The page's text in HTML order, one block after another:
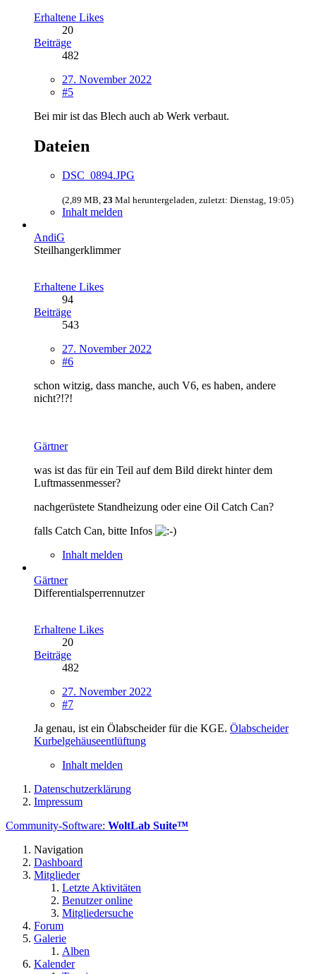
Erhaltene Likes
20
Beiträge
482
27. November 2022
#5
Bei mir ist das Blech auch ab Werk verbaut.
Dateien
DSC_0894.JPG
(2,89 MB, 23 Mal heruntergeladen, zuletzt: Dienstag, 19:05)
Inhalt melden
AndiG
Steilhangerklimmer
Erhaltene Likes
94
Beiträge
543
27. November 2022
#6
schon witzig, dass manche, auch V6, es haben, andere
nicht?!?!
Gärtner
was ist das für ein Teil auf dem Bild direkt hinter dem
Luftmassenmesser?
nachgerüstete Standheizung oder eine Oil Catch Can?
falls Catch Can, bitte Infos
Inhalt melden
Gärtner
Differentialsperrennutzer
Erhaltene Likes
20
Beiträge
482
27. November 2022
#7
Ja genau, ist ein Ölabscheider für die KGE. Ölabscheider
Kurbelgehäuseentlüftung
Inhalt melden
Datenschutzerklärung
Impressum
Community-Software: WoltLab Suite™
Navigation
Dashboard
Mitglieder
Letzte Aktivitäten
Benutzer online
Mitgliedersuche
Forum
Galerie
Alben
Kalender